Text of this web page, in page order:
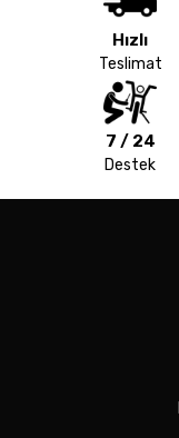
Hızlı
Teslimat
7 / 24
Destek